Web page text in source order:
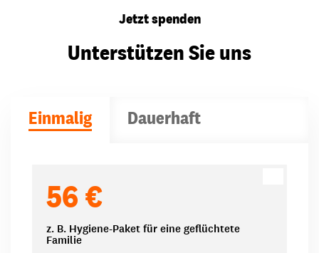
Jetzt spenden
Unterstützen Sie uns
Einmalig Dauerhaft
56 €
z. B. Hygiene-Paket für eine geflüchtete
Familie